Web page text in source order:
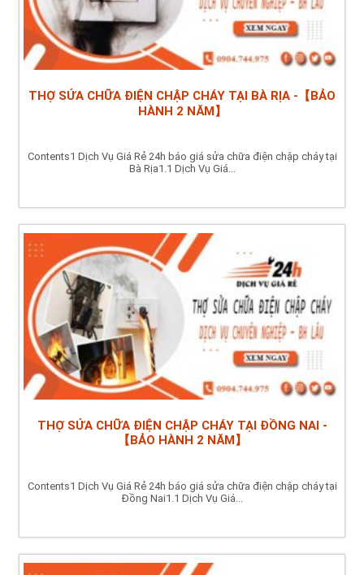
THỢ SỬA CHỮA ĐIỆN CHẬP CHÁY TẠI BÀ RỊA -【BẢO
HÀNH 2 NĂM】
Contents1 Dịch Vụ Giá Rẻ 24h báo giá sửa chữa điện chập cháy tại
Bà Rịa1.1 Dịch Vụ Giá...
THỢ SỬA CHỮA ĐIỆN CHẬP CHÁY TẠI ĐỒNG NAI -
【BẢO HÀNH 2 NĂM】
Contents1 Dịch Vụ Giá Rẻ 24h báo giá sửa chữa điện chập cháy tại
Đồng Nai1.1 Dịch Vụ Giá...